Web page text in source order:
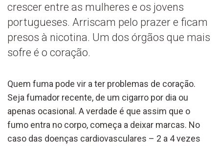
crescer entre as mulheres e os jovens
portugueses. Arriscam pelo prazer e ficam
presos à nicotina. Um dos órgãos que mais
sofre é o coração.
Quem fuma pode vir a ter problemas de coração.
Seja fumador recente, de um cigarro por dia ou
apenas ocasional. A verdade é que assim que o
fumo entra no corpo, começa a deixar marcas. No
caso das doenças cardiovasculares – 2 a 4 vezes